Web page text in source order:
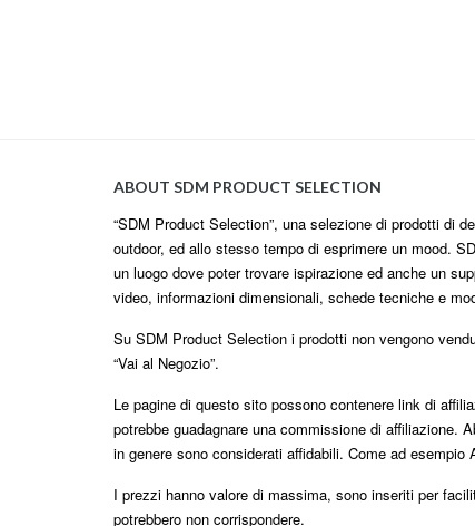
ABOUT SDM PRODUCT SELECTION
“SDM Product Selection”, una selezione di prodotti di
outdoor, ed allo stesso tempo di esprimere un mood.
un luogo dove poter trovare ispirazione ed anche un
video, informazioni dimensionali, schede tecniche e
Su SDM Product Selection i prodotti non vengono
“Vai al Negozio”.
Le pagine di questo sito possono contenere link di
potrebbe guadagnare una commissione di affiliazione.
in genere sono considerati affidabili. Come ad esempio
I prezzi hanno valore di massima, sono inseriti per
potrebbero non corrispondere.